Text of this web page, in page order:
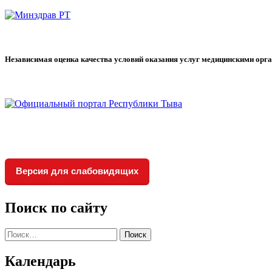
Независимая оценка качества условий оказания услуг медицинскими
Версия для слабовидящих
Поиск по сайту
Найти:
Календарь